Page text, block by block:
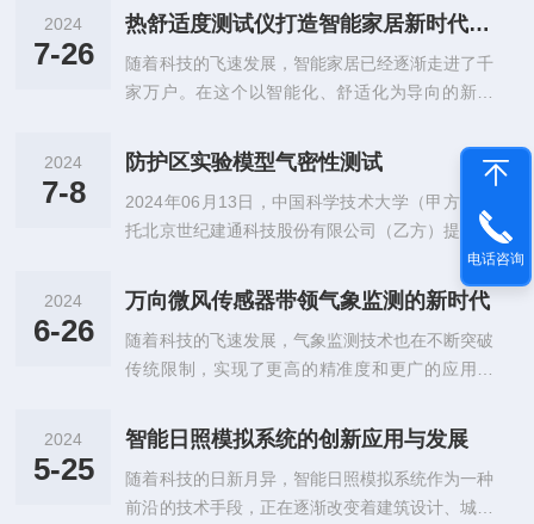
配。本文将通过实际案例，探讨测试的实践过程及
其在建筑物评估中的应用。一、测试准备鼓风门法
气密性测试开始前，需要做好充分的准备工作。首
先，测试人员会在建筑物的入口或选定的测试区域
置包括一个功率*的风机，用于将空气吹进或吹出
房间，同时安装在外门之上，并确保与外门接触的
地方密封良好。风门架用于支撑风机并密封在外...
2024
7-26
热舒适度测试仪打造智能家居新时代的温度感知设备
随着科技的飞速发展，智能家居已经逐渐走进了千
家万户。在这个以智能化、舒适化为导向的新时
以其功能和广泛的应用前景，成为打造智能家居新
时代的温度感知先锋。一、定义与原理热舒适度测
试仪是一种用于测量和评估室内热舒适度的专业设
备。它通过传感器实时监测室内环境的温度、湿
度、风速等物理参数，并结合人体热感受模型，对
室内热环境进行综合评价，从而为人们提供更为舒
人体热感受理论。它通过内置的传感器实时采集
室...
2024
7-8
防护区实验模型气密性测试
2024年06月13日，中国科学技术大学（甲方）委
托北京世纪建通科技股份有限公司（乙方）提供建
筑的气密性测试技术服务，，根据甲方所提出的要
求，双方商定了气密性测试的技术服务所包含的测
试工况情形和每组工况测试所需开启的孔洞数量，
并达成一致意见。提到的所有“孔”均指代防护区实
验模型上设置的“等效渗流孔口”。测试工况仅进行
6/C1-C2-C3-C4-C5-C6-C7-C8-C9-C10,从防护区
2024
6-26
万向微风传感器带领气象监测的新时代
随着科技的飞速发展，气象监测技术也在不断突破
传统限制，实现了更高的精准度和更广的应用范
其优势，带领着气象监测技术迈向新的时代。一、
技术特点万向微风传感器其较大的特点在于其“万
向”性。这种传感器能够多角度地监测风向和风
速，实现了真正意义上的“360度”监测。与传统的
2024
5-25
智能日照模拟系统的创新应用与发展
随着科技的日新月异，智能日照模拟系统作为一种
前沿的技术手段，正在逐渐改变着建筑设计、城市
电话咨询